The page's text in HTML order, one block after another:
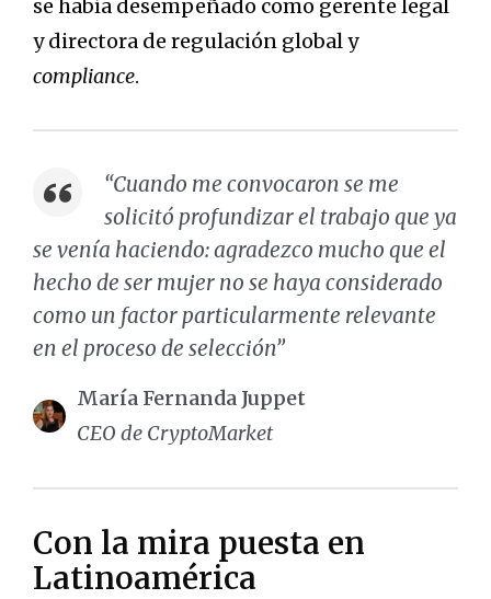
se había desempeñado como gerente legal
y directora de regulación global y
compliance.
“Cuando me convocaron se me
solicitó profundizar el trabajo que ya
se venía haciendo: agradezco mucho que el
hecho de ser mujer no se haya considerado
como un factor particularmente relevante
en el proceso de selección”
María Fernanda Juppet
CEO de CryptoMarket
Con la mira puesta en
Latinoamérica